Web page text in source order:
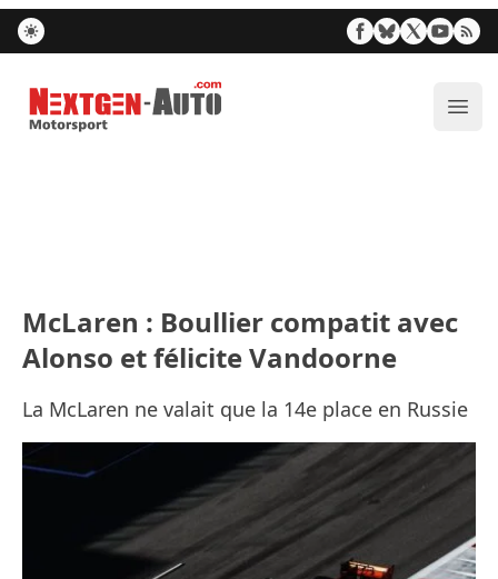
Nextgen-Auto.com
McLaren : Boullier compatit avec
Alonso et félicite Vandoorne
La McLaren ne valait que la 14e place en Russie